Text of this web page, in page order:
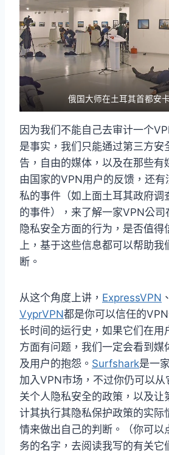
俄国大师在土耳其首都安
因为我们不能自己去审计一个
是事实，我们只能通过第三方安
告，自由的媒体，以及在那些有
由国家的VPN用户的反馈，还
私的事件（如上面土耳其政府调
的事件），来了解一家VPN公司
隐私安全方面的行为，是否值得
上，基于这些信息都可以帮助我
断。
从这个角度上讲， ExpressVPN 、
VyprVPN都是你可以信任的
长时间的运行史，如果它们在用
方面有问题，我们一定会看到媒
及用户的抱怨。 Surfshark是一
加入VPN市场，不过你仍可以从
关个人隐私安全的政策，以及让
计其执行其隐私保护政策的实际
情来做出自己的判断。（你可以
务的名字，去阅读我写的有关它